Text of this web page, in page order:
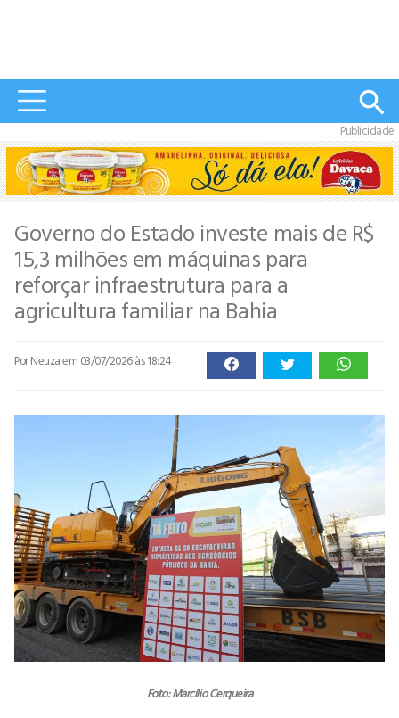
Publicidade
Governo do Estado investe mais de R$
15,3 milhões em máquinas para
reforçar infraestrutura para a
agricultura familiar na Bahia
Por Neuzaem 03/07/2026 às 18:24
Foto: Marcílio Cerqueira